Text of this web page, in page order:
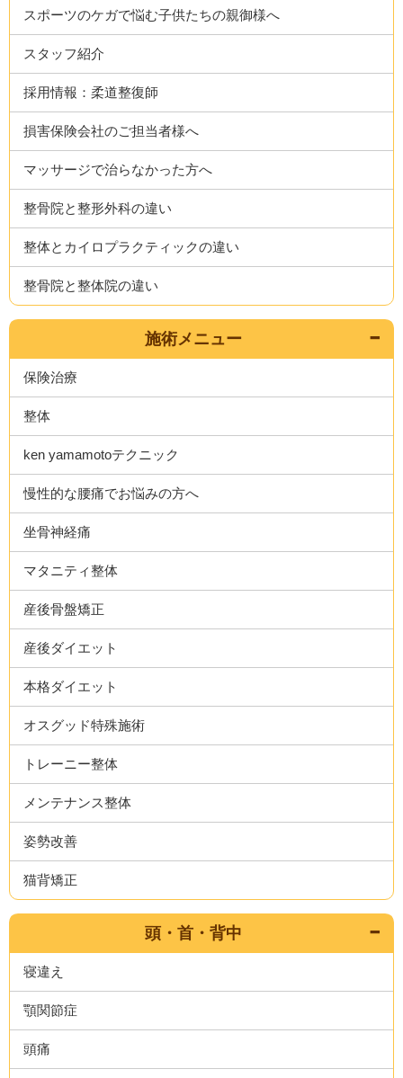
スポーツのケガで悩む子供たちの親御様へ
スタッフ紹介
採用情報：柔道整復師
損害保険会社のご担当者様へ
マッサージで治らなかった方へ
整骨院と整形外科の違い
整体とカイロプラクティックの違い
整骨院と整体院の違い
施術メニュー
保険治療
整体
ken yamamotoテクニック
慢性的な腰痛でお悩みの方へ
坐骨神経痛
マタニティ整体
産後骨盤矯正
産後ダイエット
本格ダイエット
オスグッド特殊施術
トレーニー整体
メンテナンス整体
姿勢改善
猫背矯正
頭・首・背中
寝違え
顎関節症
頭痛